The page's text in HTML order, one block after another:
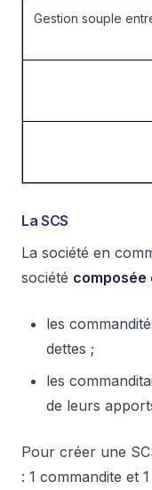
Gestion souple
La SCS
La société en
société composée
les
dettes ;
les
de leurs
Pour créer une
: 1 commandite et